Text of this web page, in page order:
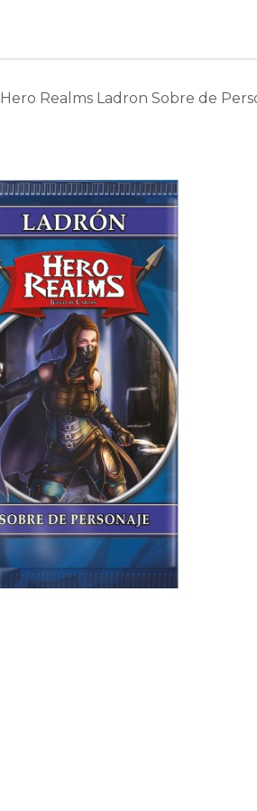
Hero Realms Ladron Sobre de